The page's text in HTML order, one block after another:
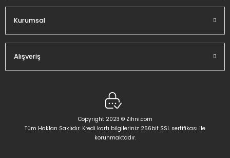
Kurumsal
Alışveriş
Copyright 2023 © Zihni.com
Tüm Hakları Saklıdır. Kredi kartı bilgileriniz 256bit SSL sertifikası ile
korunmaktadır.